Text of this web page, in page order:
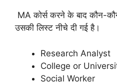
MA कोर्स करने के बाद कौन-
उसकी लिस्ट नीचे दी गई है।
Research Analyst
College or
Social Worker